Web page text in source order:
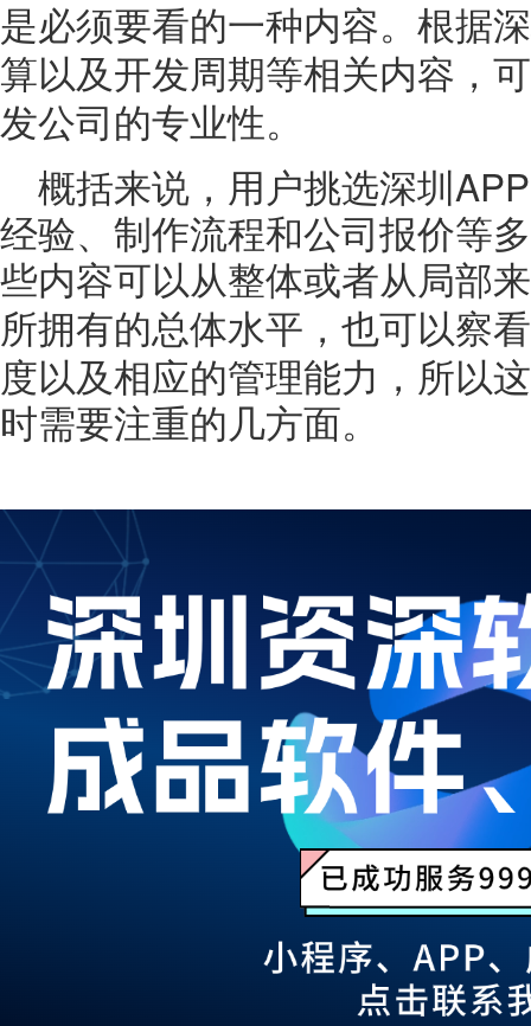
是必须要看的一种内容。根据
算以及开发周期等相关内容，
发公司的专业性。
概括来说，用户挑选深圳 APP
经验、制作流程和公司报价等
些内容可以从整体或者从局部
所拥有的总体水平，也可以察
度以及相应的管理能力，所以
时需要注重的几方面。